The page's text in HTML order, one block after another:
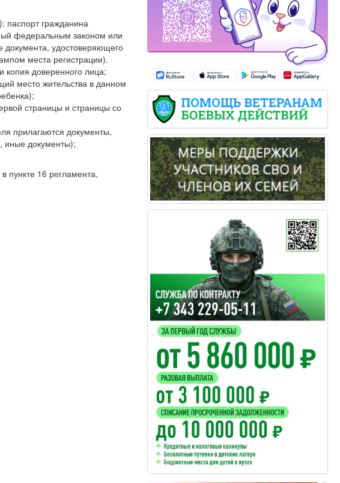
паспорт гражданина
федеральным законом или
документа, удостоверяющего
места регистрации).
копия доверенного лица;
место жительства в данном
страницы и страницы со
прилагаются документы,
иные документы);
пункте 16 регламента,